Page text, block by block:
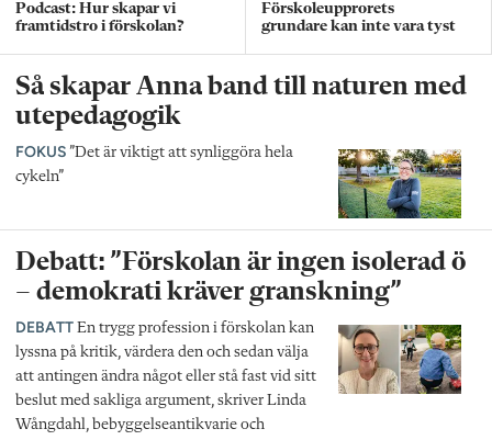
Podcast: Hur skapar vi
framtidstro i förskolan?
Förskoleupprorets
grundare kan inte vara tyst
Så skapar Anna band till naturen med
utepedagogik
FOKUS ”Det är viktigt att synliggöra hela
cykeln”
Debatt: ”Förskolan är ingen isolerad ö
– demokrati kräver granskning”
DEBATT En trygg profession i förskolan kan
lyssna på kritik, värdera den och sedan välja
att antingen ändra något eller stå fast vid sitt
beslut med sakliga argument, skriver Linda
Wångdahl, bebyggelseantikvarie och